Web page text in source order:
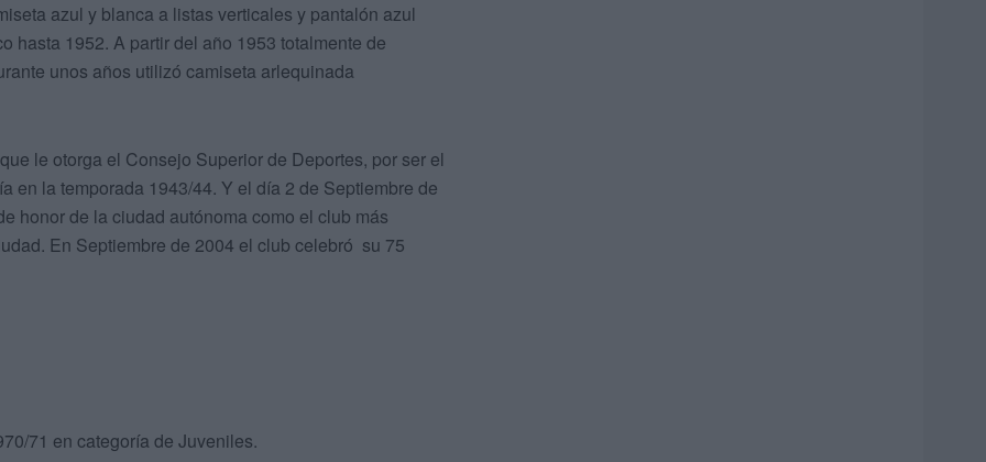
azul y blanca a listas verticales y pantalón azul
hasta 1952. A partir del año 1953 totalmente de
unos años utilizó camiseta arlequinada
le otorga el Consejo Superior de Deportes, por ser el
en la temporada 1943/44. Y el día 2 de Septiembre de
honor de la ciudad autónoma como el club más
En Septiembre de 2004 el club celebró su 75
71 en categoría de Juveniles.